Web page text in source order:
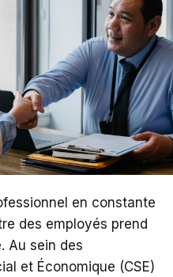
en constante
des employés prend
Au sein des
et Économique (CSE)